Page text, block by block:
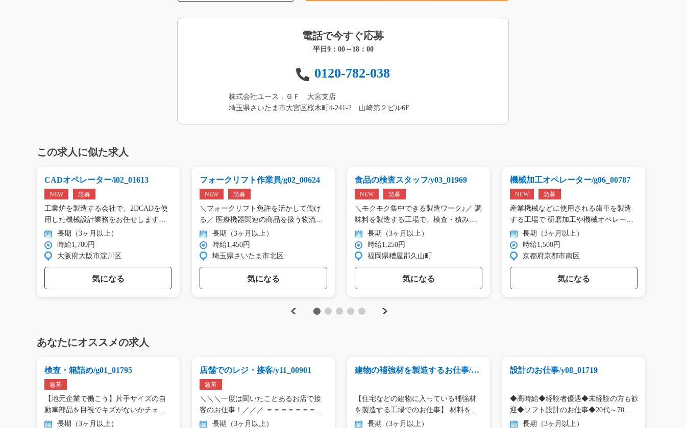
電話で今すぐ応募
平日9：00～18：00
0120-782-038
株式会社ユース．ＧＦ 大宮支店
埼玉県さいたま市大宮区桜木町4-241-2 山崎第２ビル6F
この求人に似た求人
Previous
CADオペレーター/i02_01613
NEW 急募
工業炉を製造する会社で、2DCADを使
用した機械設計業務をお任せします。
…
長期（3ヶ月以上）
時給1,700円
大阪府大阪市淀川区
気になる
フォークリフト作業員/g02_00624
NEW 急募
＼フォークリフト免許を活かして働け
る／ 医療機器関連の商品を扱う物流
倉… 長期（3ヶ月以上）
時給1,450円
埼玉県さいたま市北区
気になる
食品の検査スタッフ/y03_01969
NEW 急募
＼モクモク集中できる製造ワーク♪／ 調
味料を製造する工場で、検査・積み…
長期（3ヶ月以上）
時給1,250円
福岡県糟屋郡久山町
気になる
機械加工オペレーター/g06_00787
NEW 急募
産業機械などに使用される歯車を製造
する工場で 研磨加工や機械オペレー
タ… 長期（3ヶ月以上）
時給1,500円
京都府京都市南区
気になる
Next
あなたにオススメの求人
検査・箱詰め/g01_01795
急募
【地元企業で働こう】片手サイズの自
動車部品を目視でキズがないかチェ
ッ… 長期（3ヶ月以上）
店舗でのレジ・接客/y11_00901
急募
＼＼＼一度は聞いたことあるお店で接
客のお仕事！／／／ ＝＝＝＝＝＝＝…
長期（3ヶ月以上）
建物の補強材を製造するお仕事/g0
【住宅などの建物に入っている補強材
を製造する工場でのお仕事】 材料を…
長期（3ヶ月以上）
設計のお仕事/y08_01719
◆高時給◆経験者優遇◆未経験の方も歓
迎◆ソフト設計のお仕事◆20代～70代の
男… 長期（3ヶ月以上）